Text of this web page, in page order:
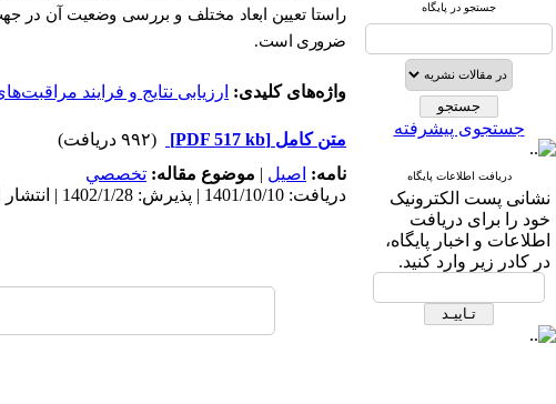
جستجو در پایگاه
جستجوی پیشرفته
دریافت اطلاعات پایگاه
نشانی پست الکترونیک
خود را برای دریافت
اطلاعات و اخبار پایگاه،
در کادر زیر وارد کنید.
راستا تعیین ابعاد مختلف و بررسی وضعیت آن در
ضروری است.
واژه‌های کلیدی: ارزیابی نتایج و فرایند
متن کامل [PDF 517 kb]
(۹۹۲ دریافت)
نامه: اصيل | موضوع مقاله: تخصصي
دریافت: 1401/10/10 | پذیرش: 1402/1/28 | انتشار الکترونیک پیش از انتشار نهایی: 1402/3/27 | انتشار: 1402/3/31